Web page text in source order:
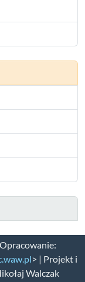
> | Projekt i
Walczak